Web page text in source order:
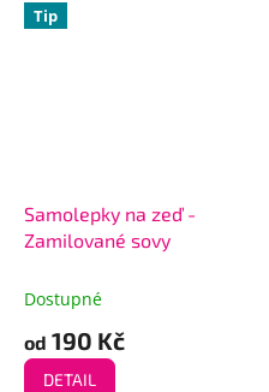
Tip
Samolepky na zeď -
Zamilované sovy
Dostupné
od 190 Kč
DETAIL